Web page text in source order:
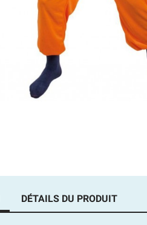
DÉTAILS DU PRODUIT